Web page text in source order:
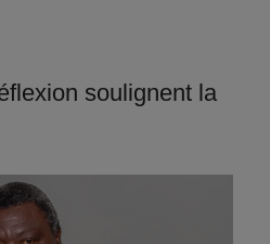
soulignent la